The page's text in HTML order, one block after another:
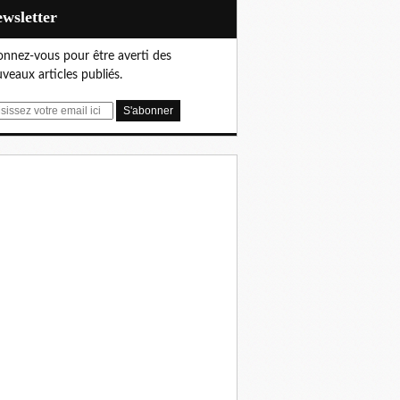
vous pour être averti des
articles publiés.